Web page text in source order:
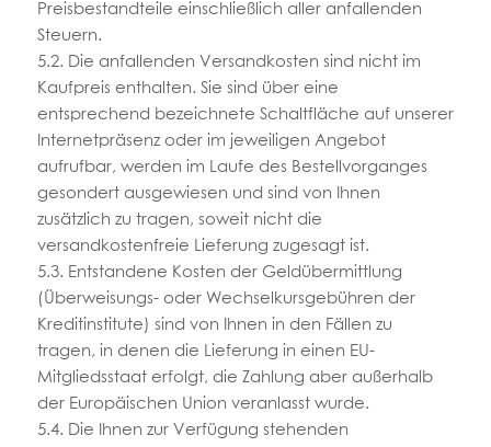
Preisbestandteile einschließlich aller anfallenden
Steuern.
5.2. Die anfallenden Versandkosten sind nicht im
Kaufpreis enthalten. Sie sind über eine
entsprechend bezeichnete Schaltfläche auf unserer
Internetpräsenz oder im jeweiligen Angebot
aufrufbar, werden im Laufe des Bestellvorganges
gesondert ausgewiesen und sind von Ihnen
zusätzlich zu tragen, soweit nicht die
versandkostenfreie Lieferung zugesagt ist.
5.3. Entstandene Kosten der Geldübermittlung
(Überweisungs- oder Wechselkursgebühren der
Kreditinstitute) sind von Ihnen in den Fällen zu
tragen, in denen die Lieferung in einen EU-
Mitgliedsstaat erfolgt, die Zahlung aber außerhalb
der Europäischen Union veranlasst wurde.
5.4. Die Ihnen zur Verfügung stehenden